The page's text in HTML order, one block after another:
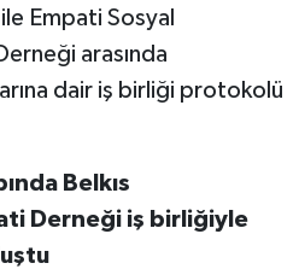
Empati Sosyal
arasında
dair iş birliği protokolü
Belkıs
Derneği iş birliğiyle